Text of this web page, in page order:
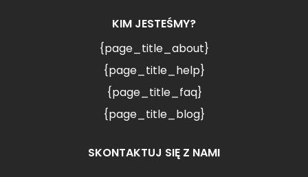
KIM JESTEŚMY?
{page_title_about}
{page_title_help}
{page_title_faq}
{page_title_blog}
SKONTAKTUJ SIĘ Z NAMI